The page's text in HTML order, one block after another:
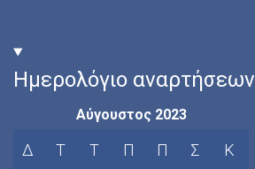
Ημερολόγιο αναρτήσεων
Αύγουστος 2023
Δ Τ Τ Π Π Σ Κ